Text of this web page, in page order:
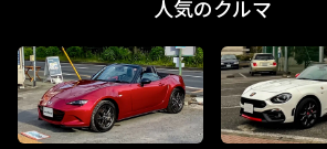
人気のクルマ